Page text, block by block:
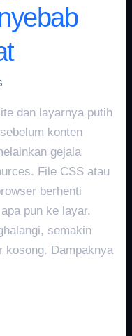
dan layarnya putih
konten
gejala
File CSS atau
berhenti
pun ke layar.
semakin
kosong. Dampaknya